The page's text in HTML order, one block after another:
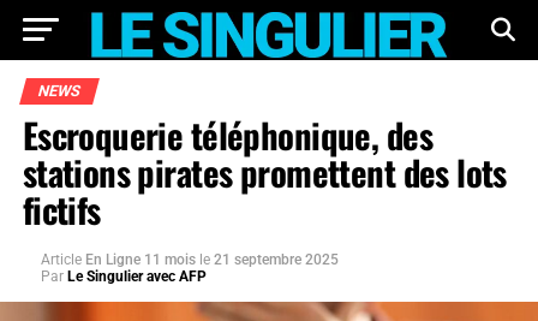
NEWS
Escroquerie téléphonique, des
stations pirates promettent des lots
fictifs
Article En Ligne 11 mois le 21 septembre 2025
Par Le Singulier avec AFP